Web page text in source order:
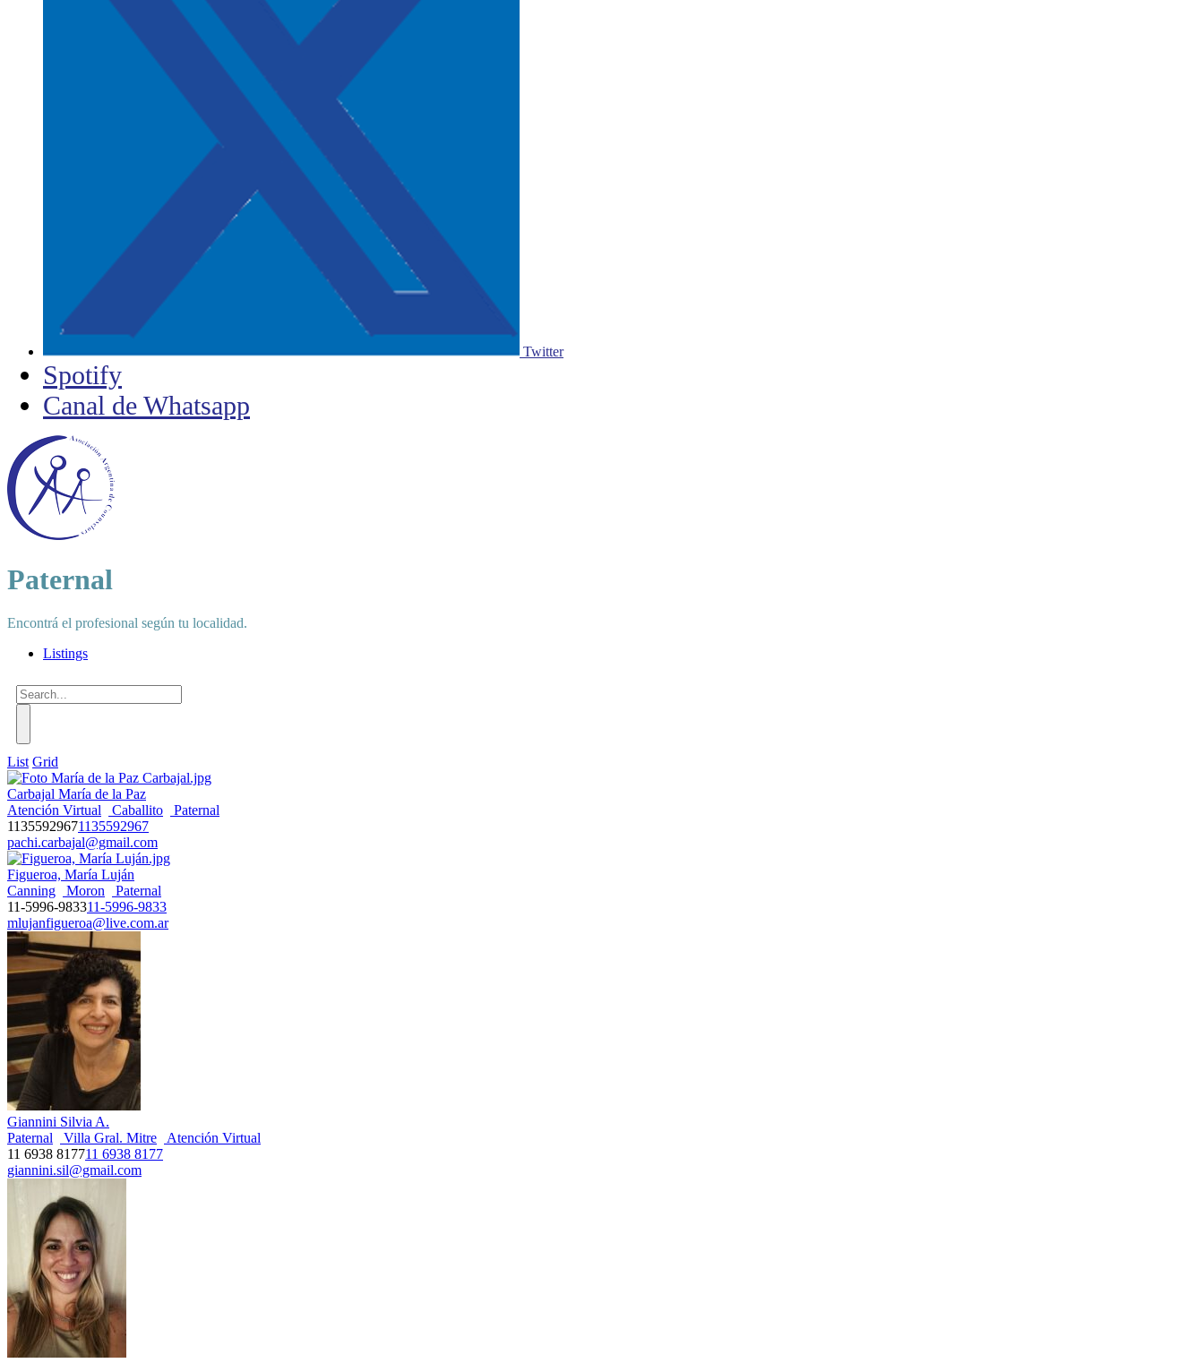
Twitter
Spotify
Canal de Whatsapp
Paternal
Encontrá el profesional según tu localidad.
Listings
List Grid
Carbajal María de la Paz
Atención Virtual
Caballito
Paternal
11355929671135592967
pachi.carbajal@gmail.com
Figueroa, María Luján
Canning
Moron
Paternal
11-5996-983311-5996-9833
mlujanfigueroa@live.com.ar
Giannini Silvia A.
Paternal
Villa Gral. Mitre
Atención Virtual
11 6938 817711 6938 8177
giannini.sil@gmail.com